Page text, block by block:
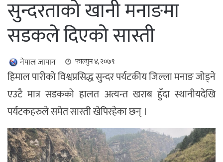
सुन्दरताको खानी मनाङमा
सडकले दिएको सास्ती
नेपाल जापान फाल्गुन ४, २०७९
हिमाल पारीको विश्वप्रसिद्ध सुन्दर पर्यटकीय जिल्ला मनाङ जोड्ने
एउटै मात्र सडकको हालत अत्यन्त खराब हुँदा स्थानीयदेखि
पर्यटकहरुले समेत सास्ती खेपिरहेका छन् ।